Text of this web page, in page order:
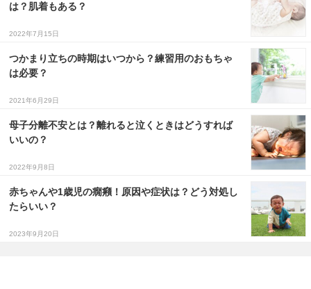
は？肌着もある？
2022年7月15日
つかまり立ちの時期はいつから？練習用のおもちゃ
は必要？
2021年6月29日
母子分離不安とは？離れると泣くときはどうすれば
いいの？
2022年9月8日
赤ちゃんや1歳児の癇癪！原因や症状は？どう対処し
たらいい？
2023年9月20日